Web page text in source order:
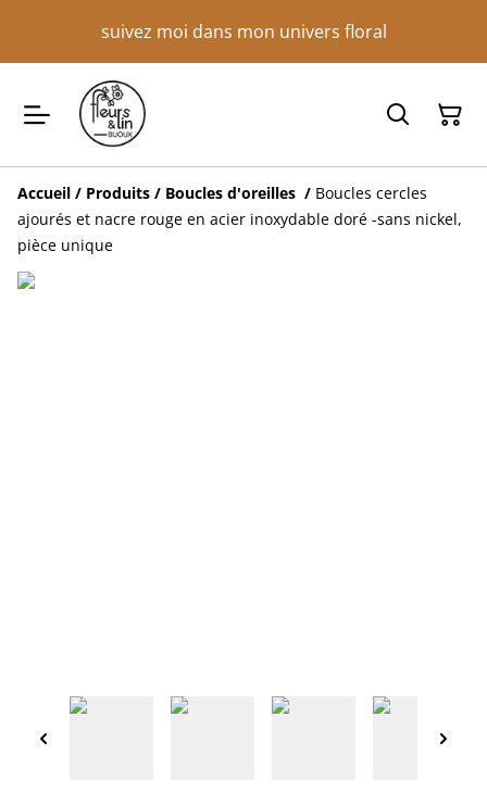
suivez moi dans mon univers floral
Accueil / Produits / Boucles d'oreilles / Boucles cercles
ajourés et nacre rouge en acier inoxydable doré -sans nickel,
pièce unique